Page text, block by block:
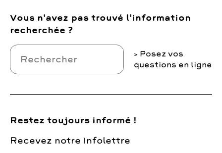
Vous n'avez pas trouvé l'information
recherchée ?
Posez vos
questions en ligne
Restez toujours informé !
Recevez notre Infolettre